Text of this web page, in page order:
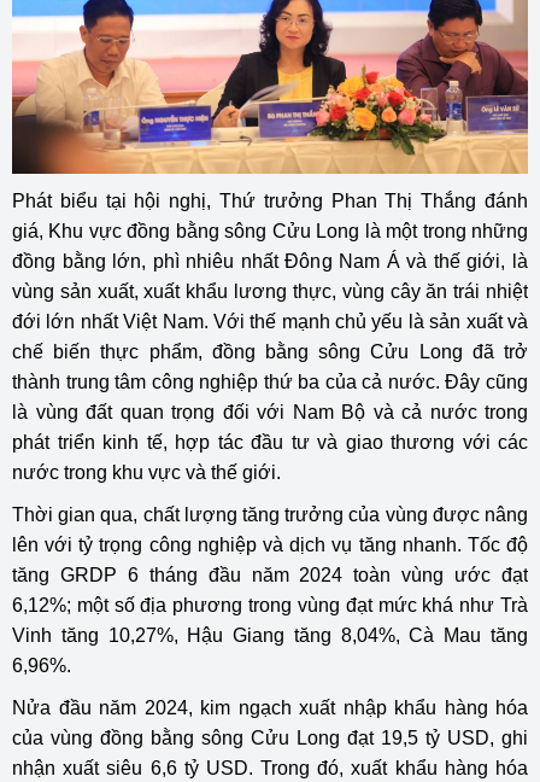
Phát biểu tại hội nghị, Thứ trưởng Phan Thị Thắng đánh
giá, Khu vực đồng bằng sông Cửu Long là một trong những
đồng bằng lớn, phì nhiêu nhất Đông Nam Á và thế giới, là
vùng sản xuất, xuất khẩu lương thực, vùng cây ăn trái nhiệt
đới lớn nhất Việt Nam. Với thế mạnh chủ yếu là sản xuất và
chế biến thực phẩm, đồng bằng sông Cửu Long đã trở
thành trung tâm công nghiệp thứ ba của cả nước. Đây cũng
là vùng đất quan trọng đối với Nam Bộ và cả nước trong
phát triển kinh tế, hợp tác đầu tư và giao thương với các
nước trong khu vực và thế giới.
Thời gian qua, chất lượng tăng trưởng của vùng được nâng
lên với tỷ trọng công nghiệp và dịch vụ tăng nhanh. Tốc độ
tăng GRDP 6 tháng đầu năm 2024 toàn vùng ước đạt
6,12%; một số địa phương trong vùng đạt mức khá như Trà
Vinh tăng 10,27%, Hậu Giang tăng 8,04%, Cà Mau tăng
6,96%.
Nửa đầu năm 2024, kim ngạch xuất nhập khẩu hàng hóa
của vùng đồng bằng sông Cửu Long đạt 19,5 tỷ USD, ghi
nhận xuất siêu 6,6 tỷ USD. Trong đó, xuất khẩu hàng hóa